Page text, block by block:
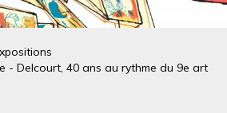
- Delcourt, 40 ans au rythme du 9e art